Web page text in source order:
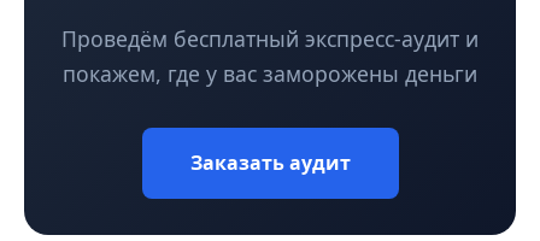
Проведём бесплатный экспресс-аудит и
покажем, где у вас заморожены деньги
Заказать аудит